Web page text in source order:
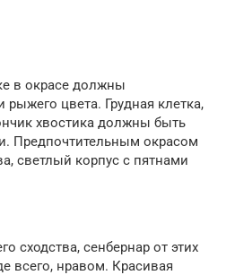
в окрасе должны
рыжего цвета. Грудная клетка,
хвостика должны быть
Предпочтительным окрасом
светлый корпус с пятнами
сходства, сенбернар от этих
всего, нравом. Красивая